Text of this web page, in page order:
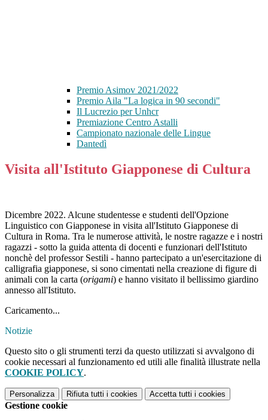
Premio Asimov 2021/2022
Premio Aila "La logica in 90 secondi"
Il Lucrezio per Unhcr
Premiazione Centro Astalli
Campionato nazionale delle Lingue
Dantedì
Visita all'Istituto Giapponese di Cultura
Dicembre 2022. Alcune studentesse e studenti dell'Opzione
Linguistico con Giapponese in visita all'Istituto Giapponese di
Cultura in Roma. Tra le numerose attività, le nostre ragazze e i nostri
ragazzi - sotto la guida attenta di docenti e funzionari dell'Istituto
nonchè del professor Sestili - hanno partecipato a un'esercitazione di
calligrafia giapponese, si sono cimentati nella creazione di figure di
animali con la carta (origami) e hanno visitato il bellissimo giardino
annesso all'Istituto.
Caricamento...
Notizie
Questo sito o gli strumenti terzi da questo utilizzati si avvalgono di
cookie necessari al funzionamento ed utili alle finalità illustrate nella
COOKIE POLICY.
Personalizza Rifiuta tutti i cookies Accetta tutti i cookies
Gestione cookie